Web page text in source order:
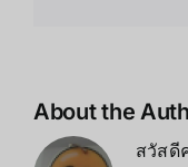
About the
สวัสดี